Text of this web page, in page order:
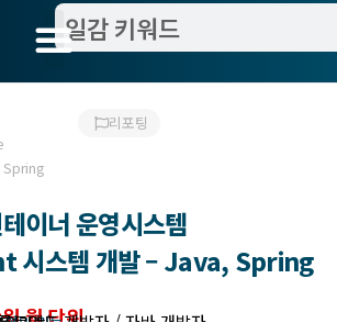
Spring
리포팅
이너 운영시스템
시스템 개발 – Java, Spring
월 단위
의 가능
의가능)
트엔드 개발자 / 자바 개발자